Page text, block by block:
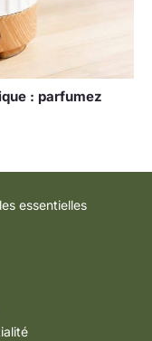
: parfumez
essentielles